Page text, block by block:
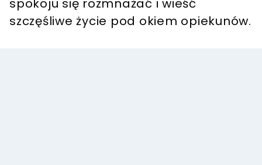
spokoju się rozmnażać i wieść
szczęśliwe życie pod okiem opiekunów.